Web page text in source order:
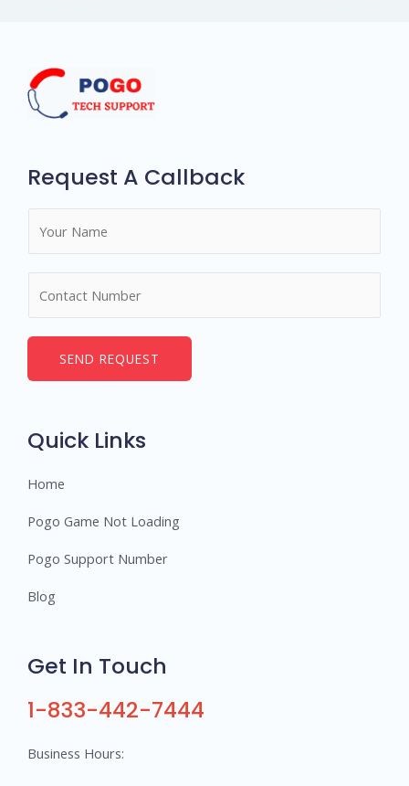
Request A Callback
*
e
SEND REQUEST
Quick Links
Home
Pogo Game Not Loading
Pogo Support Number
Blog
Get In Touch
1-833-442-7444
Business Hours: